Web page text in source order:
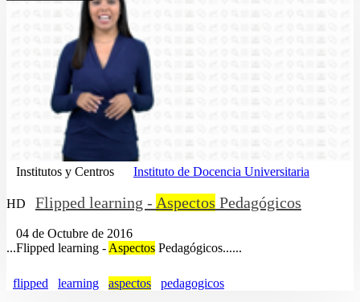
Institutos y Centros Instituto de Docencia Universitaria
HD Flipped learning - Aspectos Pedagógicos
04 de Octubre de 2016
...Flipped learning - Aspectos Pedagógicos......
flipped learning aspectos pedagogicos